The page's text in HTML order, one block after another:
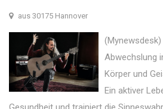
aus 30175 Hannover
(Mynewsdesk)
Abwechslung
Körper und
Ein aktiver